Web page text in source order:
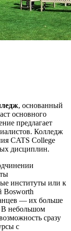
, основанный
основного
предлагает
Колледж
CATS College
дисциплин.
институты или к
Bosworth
— их больше
В небольшом
сразу
с